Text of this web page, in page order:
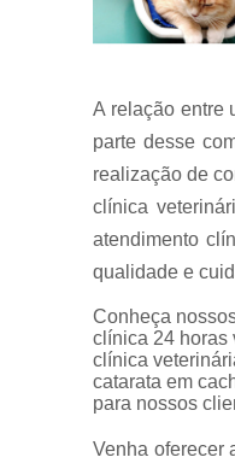
A relação entre
parte desse
realização de
clínica
atendimento
qualidade e
Conheça
clínica 24 horas
clínica
catarata em
para nossos
Venha oferecer